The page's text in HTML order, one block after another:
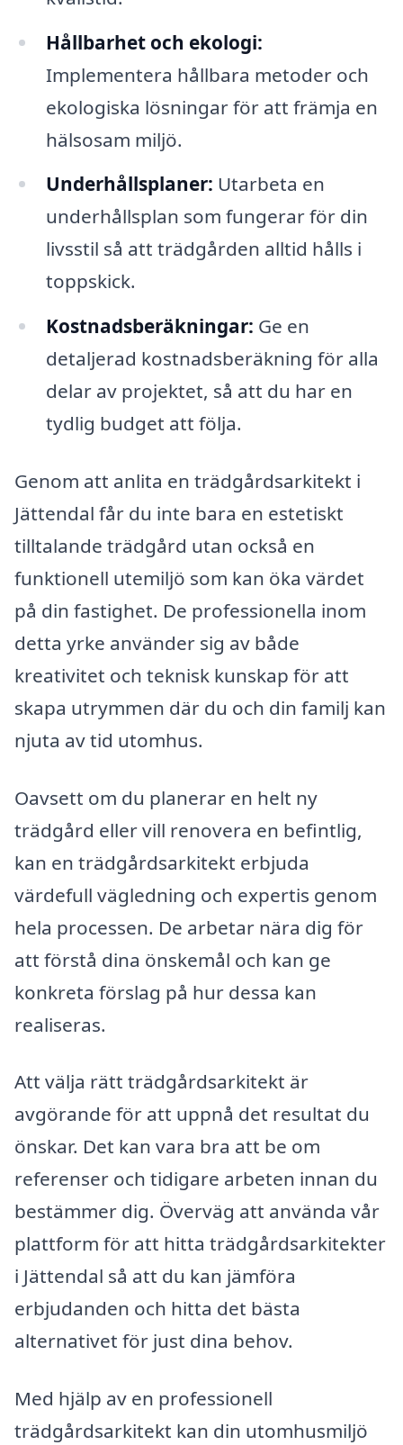
Hållbarhet och ekologi:
Implementera hållbara metoder och
ekologiska lösningar för att främja en
hälsosam miljö.
Underhållsplaner: Utarbeta en
underhållsplan som fungerar för din
livsstil så att trädgården alltid hålls i
toppskick.
Kostnadsberäkningar: Ge en
detaljerad kostnadsberäkning för alla
delar av projektet, så att du har en
tydlig budget att följa.
Genom att anlita en trädgårdsarkitekt i
Jättendal får du inte bara en estetiskt
tilltalande trädgård utan också en
funktionell utemiljö som kan öka värdet
på din fastighet. De professionella inom
detta yrke använder sig av både
kreativitet och teknisk kunskap för att
skapa utrymmen där du och din familj kan
njuta av tid utomhus.
Oavsett om du planerar en helt ny
trädgård eller vill renovera en befintlig,
kan en trädgårdsarkitekt erbjuda
värdefull vägledning och expertis genom
hela processen. De arbetar nära dig för
att förstå dina önskemål och kan ge
konkreta förslag på hur dessa kan
realiseras.
Att välja rätt trädgårdsarkitekt är
avgörande för att uppnå det resultat du
önskar. Det kan vara bra att be om
referenser och tidigare arbeten innan du
bestämmer dig. Överväg att använda vår
plattform för att hitta trädgårdsarkitekter
i Jättendal så att du kan jämföra
erbjudanden och hitta det bästa
alternativet för just dina behov.
Med hjälp av en professionell
trädgårdsarkitekt kan din utomhusmiljö